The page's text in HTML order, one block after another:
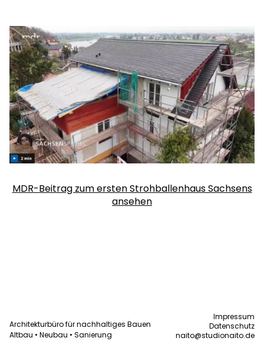
MDR-Beitrag zum ersten Strohballenhaus Sachsens
ansehen
Architekturbüro für nachhaltiges Bauen
Altbau • Neubau • Sanierung
Impressum
Datenschutz
naito@studionaito.de